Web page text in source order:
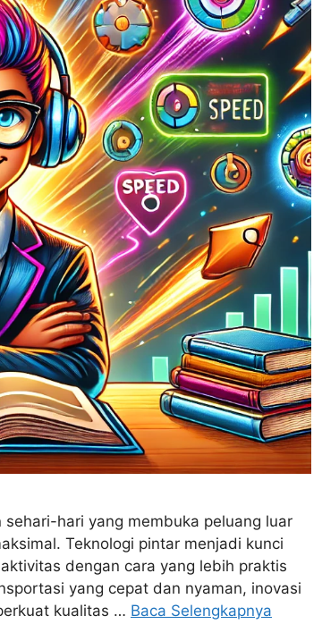
hari yang membuka peluang luar
Teknologi pintar menjadi kunci
dengan cara yang lebih praktis
yang cepat dan nyaman, inovasi
kualitas … Baca Selengkapnya